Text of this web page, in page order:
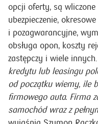
opcji oferty, są wliczone
ubezpieczenie,
i pozagwarancyjne,
obsługa opon, koszty
zastępczy i wiele
kredytu lub leasingu
od początku wiemy, ile
firmowego auta. Firma
samochód wraz z